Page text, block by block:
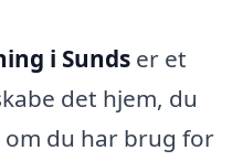
i Sunds er et
det hjem, du
du har brug for